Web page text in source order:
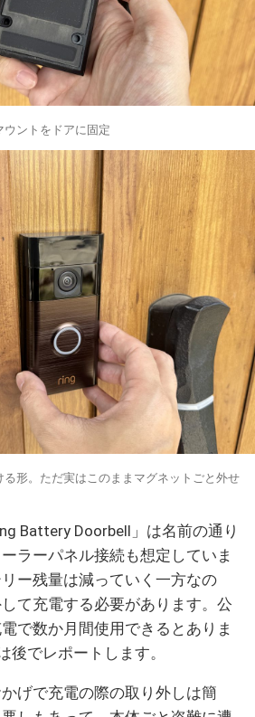
ントをドアに固定
形。ただ実はこのままマグネットごと外せ
Battery Doorbell」は名前の通り
ラーパネル接続も想定していま
ー残量は減っていく一方なの
て充電する必要があります。公
で数か月間使用できるとありま
後でレポートします。
げで充電の際の取り外しは簡